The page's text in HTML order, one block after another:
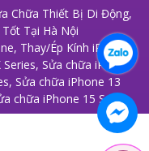
Chữa Thiết Bị Di Động,
Tại Hà Nội
, Thay/Ép Kính iPhone,
, Sửa chữa iPhone
, Sửa chữa iPhone 13
chữa iPhone 15 Series